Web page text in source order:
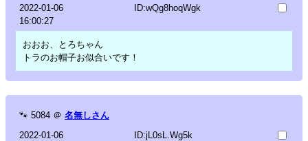
2022-01-06
16:00:27
ID:wQg8hoqWgk
おおお、とろちゃん
トラのお帽子お似合いです！
🐾 5084 ＠ 名無しさん
2022-01-06
ID:jL0sL.Wg5k